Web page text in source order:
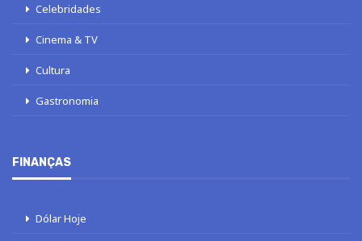
Celebridades
Cinema & TV
Cultura
Gastronomia
FINANÇAS
Dólar Hoje